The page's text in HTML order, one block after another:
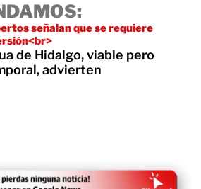
señalan que se requiere
de Hidalgo, viable pero
advierten